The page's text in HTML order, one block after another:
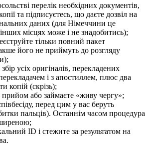
перелік необхідних документів,
та підписуєтесь, що даєте дозвіл на
даних (для Німеччини це
місцях може і не знадобитись);
тільки повний пакет
його не приймуть до розгляду
усіх оригіналів, перекладених
і з апостиллем, плюс два
копій (скрізь);
прийом або займаєте «живу чергу»;
перед цим у вас беруть
пальців). Останнім часом процедура
ID і стежите за результатом на